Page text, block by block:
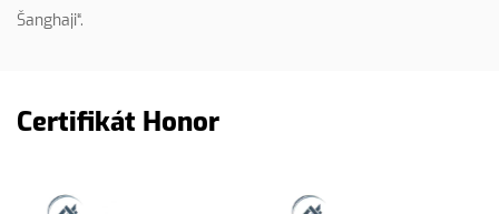
Šanghaji“.
Certifikát Honor